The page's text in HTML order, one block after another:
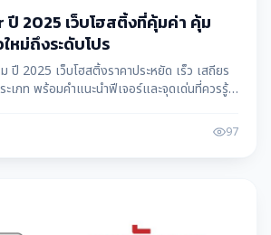
ปี 2025 เว็บโฮสติ้งที่คุ้มค่า คุ้ม
หม่ถึงระดับโปร
ปี 2025 เว็บโฮสติ้งราคาประหยัด เร็ว เสถียร
ะเภท พร้อมคำแนะนำฟีเจอร์และจุดเด่นที่ควรรู้
97